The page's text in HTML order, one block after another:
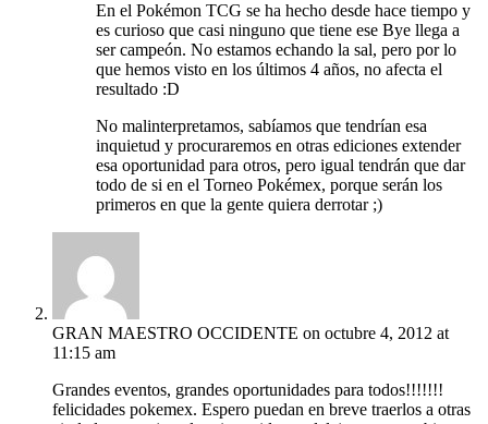
En el Pokémon TCG se ha hecho desde hace tiempo y
es curioso que casi ninguno que tiene ese Bye llega a
ser campeón. No estamos echando la sal, pero por lo
que hemos visto en los últimos 4 años, no afecta el
resultado :D
No malinterpretamos, sabíamos que tendrían esa
inquietud y procuraremos en otras ediciones extender
esa oportunidad para otros, pero igual tendrán que dar
todo de si en el Torneo Pokémex, porque serán los
primeros en que la gente quiera derrotar ;)
GRAN MAESTRO OCCIDENTE on octubre 4, 2012 at
11:15 am
Grandes eventos, grandes oportunidades para todos!!!!!!!
felicidades pokemex. Espero puedan en breve traerlos a otras